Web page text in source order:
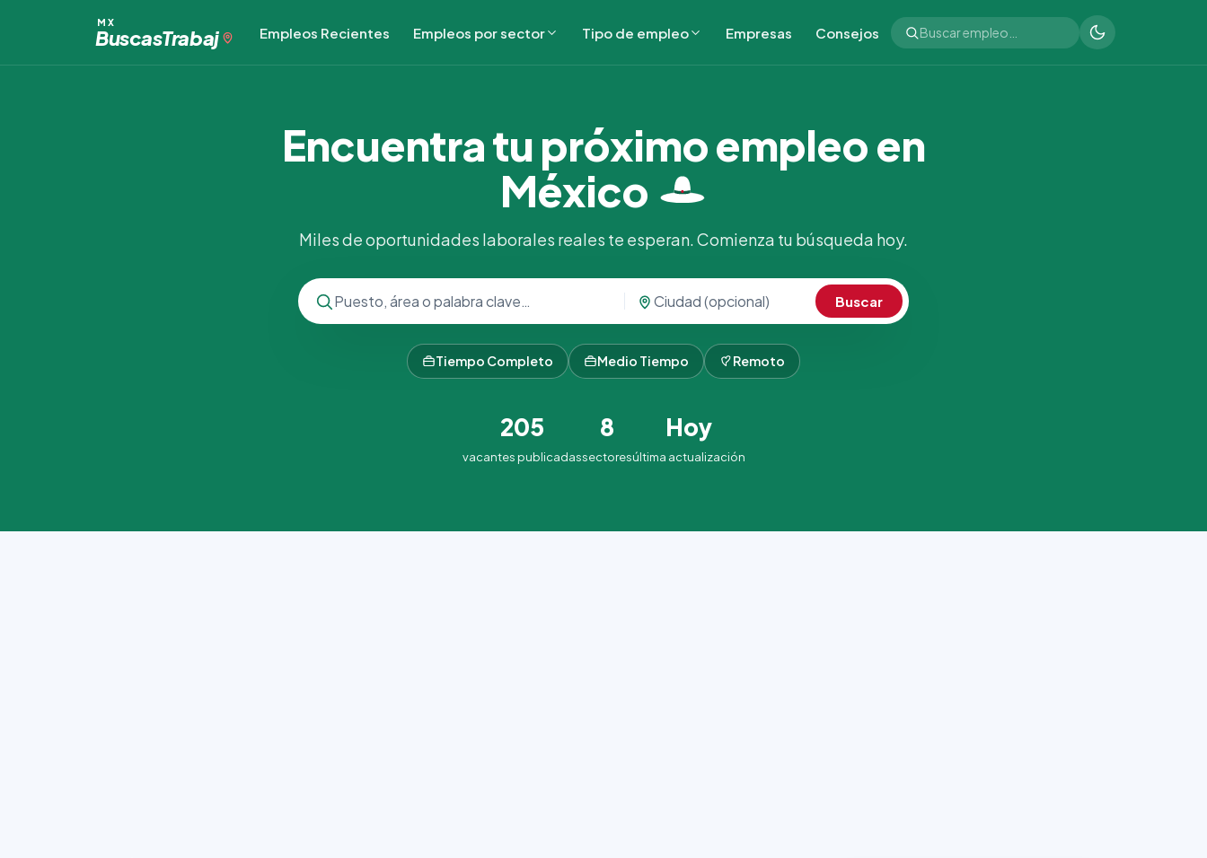
MX
BuscasTrabaj Empleos Recientes Empleos por sector Tipo de empleo Empresas Consejos
Encuentra tu próximo empleo en
México
Miles de oportunidades laborales reales te esperan. Comienza tu búsqueda hoy.
Buscar
Tiempo Completo Medio Tiempo Remoto
205
vacantes publicadas
8
sectores
Hoy
última actualización